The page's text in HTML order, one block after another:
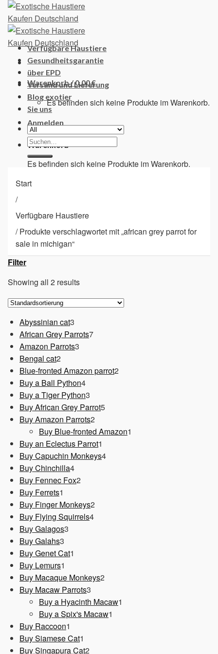
Skip
content
Warenkorb /0,00€
Es befinden sich keine Produkte im Warenkorb.
Anmelden
Warenkorb
Es befinden sich keine Produkte im Warenkorb.
Verfügbare Haustiere
Gesundheitsgarantie
über EPD
Versand und Lieferung
Blog exotier
Sie uns
Suchen
nach:
Start
/
Verfügbare Haustiere
/Produkte verschlagwortet mit „african grey parrot for
sale in michigan“
Filter
Showing all 2 results
Abyssinian cat3
Produkte
African Grey Parrots77
Amazon Parrots3
Bengal cat22
Produkte
Blue-fronted Amazon parrot22
Buy a Ball Python44
Produkte
Buy a Tiger Python3
Produkte
Buy African Grey Parrot55
Buy Amazon Parrots22
Produkte
Buy Blue-fronted Amazon1
Buy an Eclectus Parrot1
Produkt
Buy Capuchin Monkeys44
Buy Chinchilla44
Produkte
Buy Fennec Fox22
Buy Ferrets1
Produkt
Buy Finger Monkeys22
Buy Flying Squirrels44
Buy Galagos3
Buy Galahs3
Produkte
Buy Genet Cat1
Buy Lemurs1
Produkt
Buy Macaque Monkeys22
Buy Macaw Parrots3
Produkte
Buy a Hyacinth Macaw1
Buy a Spix's Macaw1
Buy Raccoon1
Produkt
Buy Siamese Cat1
Produkt
Buy Singapura Cat22